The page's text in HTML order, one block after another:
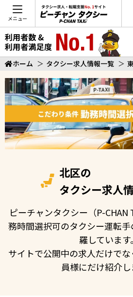
メニュー
ホーム ＞ タクシー求人情報一覧 ＞
北区の
タクシー求人
ピーチャンタクシー（P-CHAN
務時間選択可のタクシー運転
羅しています。
サイトで公開中の求人だけで
員様にだけ紹介し